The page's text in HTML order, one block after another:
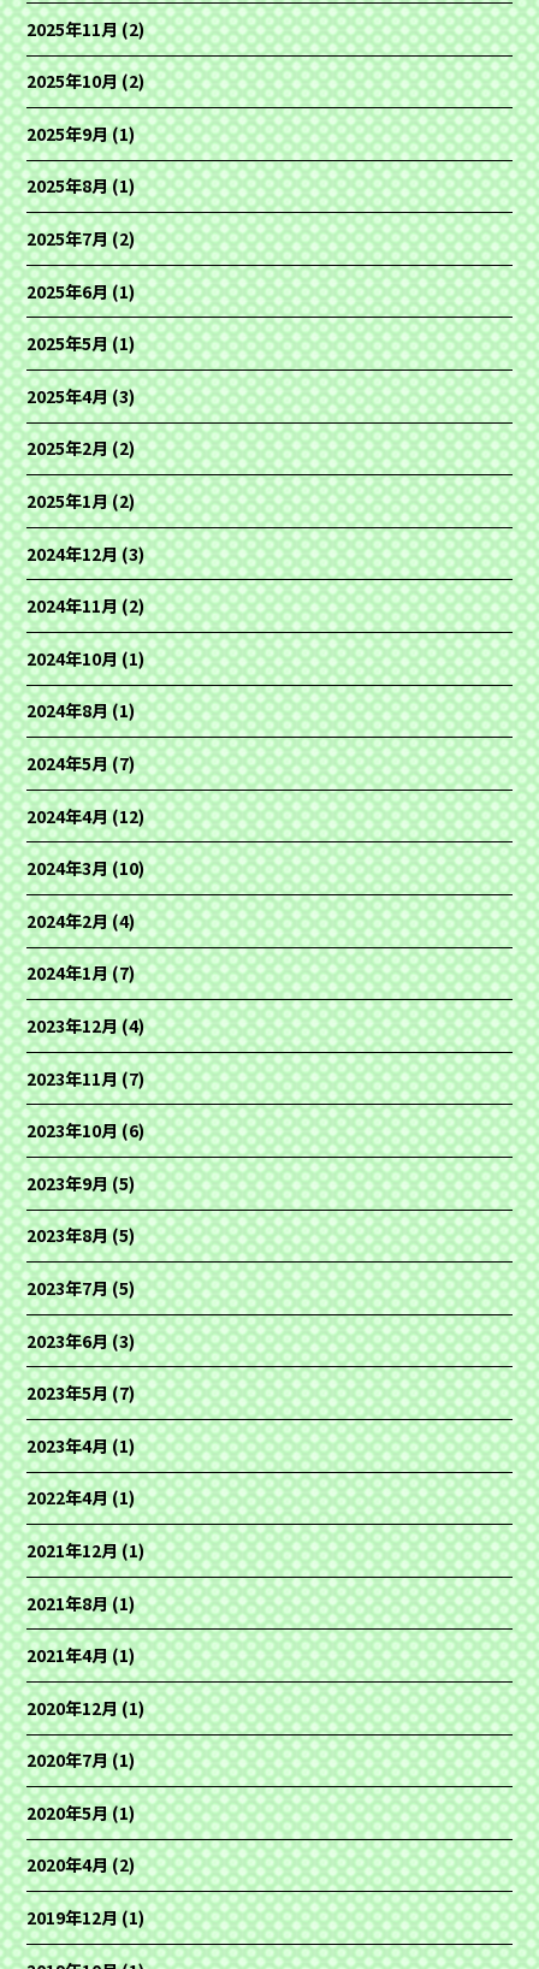
2025年11月(2)
2025年10月(2)
2025年9月(1)
2025年8月(1)
2025年7月(2)
2025年6月(1)
2025年5月(1)
2025年4月(3)
2025年2月(2)
2025年1月(2)
2024年12月(3)
2024年11月(2)
2024年10月(1)
2024年8月(1)
2024年5月(7)
2024年4月(12)
2024年3月(10)
2024年2月(4)
2024年1月(7)
2023年12月(4)
2023年11月(7)
2023年10月(6)
2023年9月(5)
2023年8月(5)
2023年7月(5)
2023年6月(3)
2023年5月(7)
2023年4月(1)
2022年4月(1)
2021年12月(1)
2021年8月(1)
2021年4月(1)
2020年12月(1)
2020年7月(1)
2020年5月(1)
2020年4月(2)
2019年12月(1)